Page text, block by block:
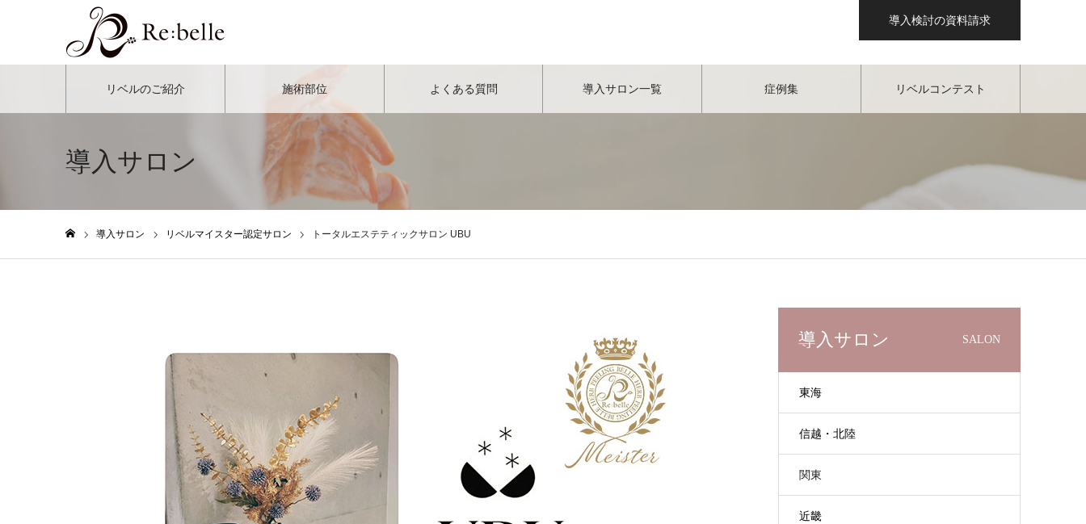
導入検討の資料請求
リベルのご紹介 施術部位 よくある質問 導入サロン一覧 症例集 リベルコンテスト
導入サロン
導入サロン リベルマイスター認定サロン トータルエステティックサロン UBU
導入サロン SALON
東海
信越・北陸
関東
近畿